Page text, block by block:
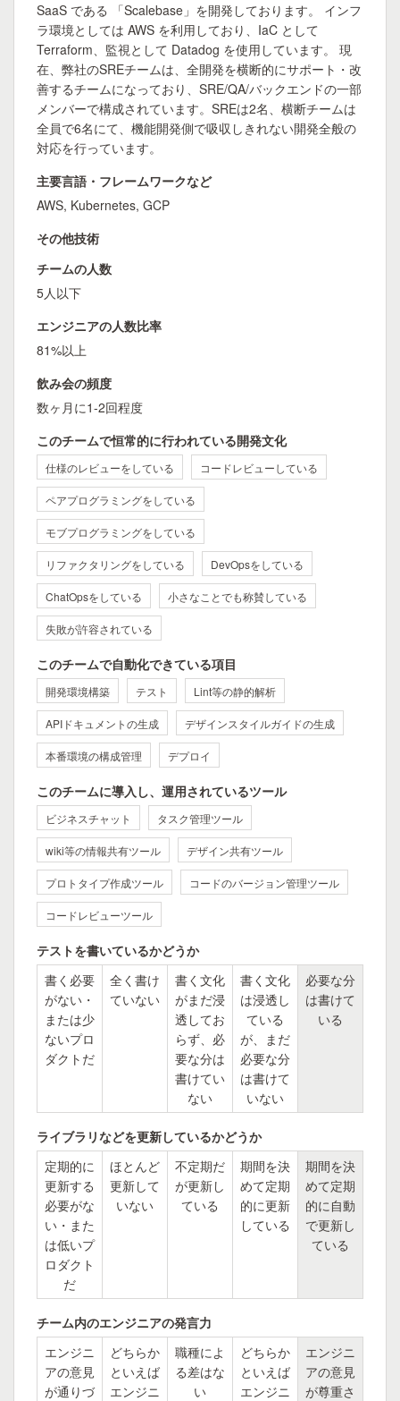
SaaS である 「Scalebase」を開発しております。 インフ
ラ環境としては AWS を利用しており、IaC として
Terraform、監視として Datadog を使用しています。 現
在、弊社のSREチームは、全開発を横断的にサポート・改
善するチームになっており、SRE/QA/バックエンドの一部
メンバーで構成されています。SREは2名、横断チームは
全員で6名にて、機能開発側で吸収しきれない開発全般の
対応を行っています。
主要言語・フレームワークなど
AWS, Kubernetes, GCP
その他技術
チームの人数
5人以下
エンジニアの人数比率
81%以上
飲み会の頻度
数ヶ月に1-2回程度
このチームで恒常的に行われている開発文化
仕様のレビューをしている コードレビューしている
ペアプログラミングをしている
モブプログラミングをしている
リファクタリングをしている DevOpsをしている
ChatOpsをしている 小さなことでも称賛している
失敗が許容されている
このチームで自動化できている項目
開発環境構築 テスト Lint等の静的解析
APIドキュメントの生成 デザインスタイルガイドの生成
本番環境の構成管理 デプロイ
このチームに導入し、運用されているツール
ビジネスチャット タスク管理ツール
wiki等の情報共有ツール デザイン共有ツール
プロトタイプ作成ツール コードのバージョン管理ツール
コードレビューツール
テストを書いているかどうか
書く必要
がない・
または少
ないプロ
ダクトだ
全く書け
ていない
書く文化
がまだ浸
透してお
らず、必
要な分は
書けてい
ない
書く文化
は浸透し
ている
が、まだ
必要な分
は書けて
いない
必要な分
は書けて
いる
ライブラリなどを更新しているかどうか
定期的に
更新する
必要がな
い・また
は低いプ
ロダクト
だ
ほとんど
更新して
いない
不定期だ
が更新し
ている
期間を決
めて定期
的に更新
している
期間を決
めて定期
的に自動
で更新し
ている
チーム内のエンジニアの発言力
エンジニ
アの意見
が通りづ
どちらか
といえば
エンジニ
職種によ
る差はな
い
どちらか
といえば
エンジニ
エンジニ
アの意見
が尊重さ